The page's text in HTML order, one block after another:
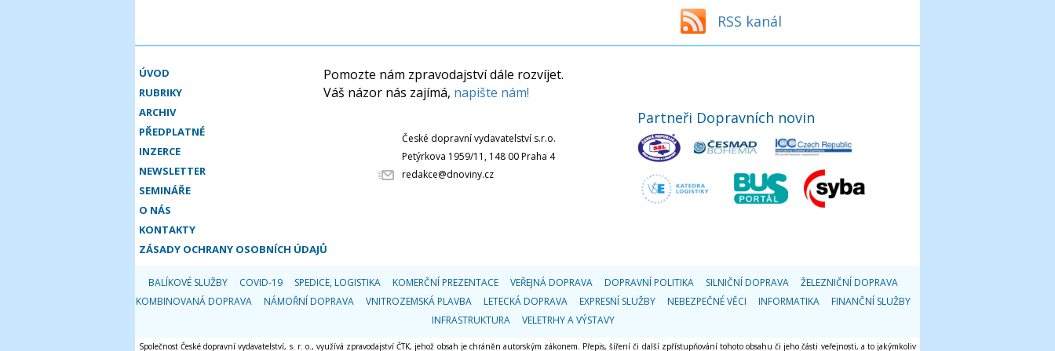
RSS kanál
ÚVOD
RUBRIKY
ARCHIV
PŘEDPLATNÉ
INZERCE
NEWSLETTER
SEMINÁŘE
O NÁS
KONTAKTY
ZÁSADY OCHRANY OSOBNÍCH ÚDAJŮ
Pomozte nám zpravodajství dále rozvíjet.
Váš názor nás zajímá, napište nám!
České dopravní vydavatelství s.r.o.
Petýrkova 1959/11, 148 00 Praha 4
redakce@dnoviny.cz
Partneři Dopravních novin
BALÍKOVÉ SLUŽBY COVID-19 SPEDICE, LOGISTIKA KOMERČNÍ PREZENTACE VEŘEJNÁ DOPRAVA DOPRAVNÍ POLITIKA SILNIČNÍ DOPRAVA
ŽELEZNIČNÍ DOPRAVA
KOMBINOVANÁ DOPRAVA
NÁMOŘNÍ DOPRAVA VNITROZEMSKÁ PLAVBA LETECKÁ DOPRAVA EXPRESNÍ SLUŽBY NEBEZPEČNÉ VĚCI INFORMATIKA
FINANČNÍ SLUŽBY
INFRASTRUKTURA
VELETRHY A VÝSTAVY
Společnost České dopravní vydavatelství, s. r. o., využívá zpravodajství ČTK, jehož obsah je chráněn autorským zákonem. Přepis, šíření či další zpřístupňování tohoto obsahu či jeho části veřejnosti, a to jakýmkoliv